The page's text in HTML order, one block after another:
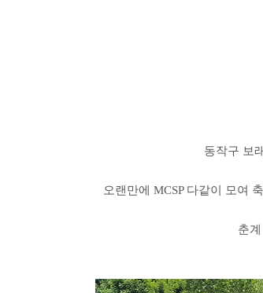
동작구 보
오랜만에 MCSP 다같이 모여
춘